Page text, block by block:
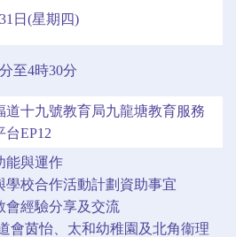
日(星期四)
至4時30分
道十九號教育局九龍塘教育服務
台EP12
能與運作
學校合作活動計劃資助事宜
會經驗分享及交流
會茵怡、太和幼稚園及北角衞理